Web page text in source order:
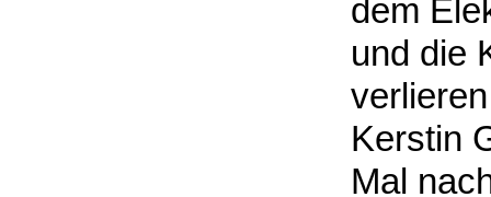
dem
und die
Kerstin
Mal